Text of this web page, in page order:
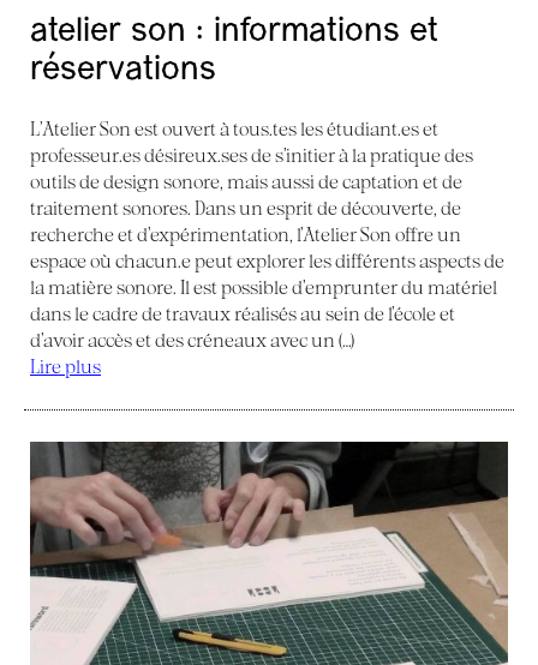
atelier son : informations et
réservations
L’Atelier Son est ouvert à tous.tes les étudiant.es et
professeur.es désireux.ses de s’initier à la pratique des
outils de design sonore, mais aussi de captation et de
traitement sonores. Dans un esprit de découverte, de
recherche et d’expérimentation, l’Atelier Son offre un
espace où chacun.e peut explorer les différents aspects de
la matière sonore. Il est possible d’emprunter du matériel
dans le cadre de travaux réalisés au sein de l’école et
d’avoir accès et des créneaux avec un (…)
Lire plus